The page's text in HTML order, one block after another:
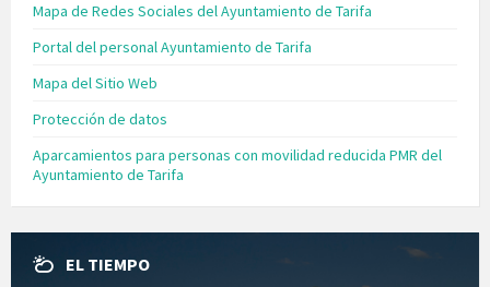
Mapa de Redes Sociales del Ayuntamiento de Tarifa
Portal del personal Ayuntamiento de Tarifa
Mapa del Sitio Web
Protección de datos
Aparcamientos para personas con movilidad reducida PMR del
Ayuntamiento de Tarifa
EL TIEMPO